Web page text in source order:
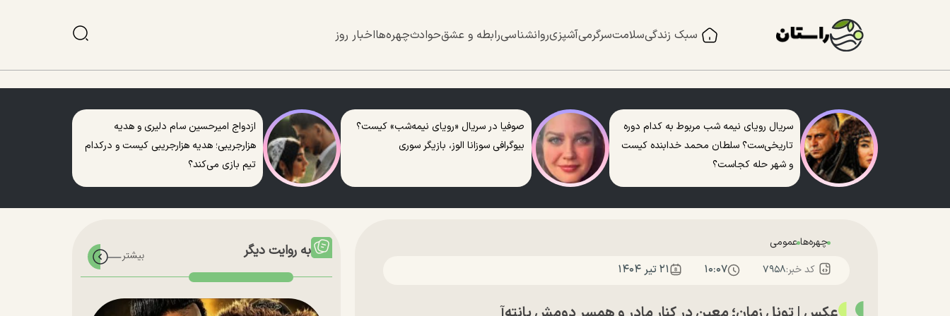
سبک زندگیسلامتسرگرمیآشپزیروانشناسیرابطه و عشقحوادثچهره‌هااخبار روز
سریال رویای نیمه شب مربوط به کدام دوره
تاریخی‌ست؟ سلطان محمد خدابنده کیست
و شهر حله کجاست؟
صوفیا در سریال «رویای نیمه‌شب» کیست؟
بیوگرافی سوزانا الوز، بازیگر سوری
ازدواج امیرحسین سام دلیری و هدیه
هزارجریبی؛ هدیه هزارجریبی کیست و درکدام
تیم بازی می‌کند؟
چهره‌هاعمومی
کد خبر:۷۹۵۸ ۱۰:۰۷ ۲۱ تير ۱۴۰۴
به روایت دیگر